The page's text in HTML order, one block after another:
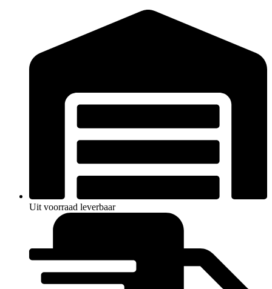
Uit voorraad leverbaar